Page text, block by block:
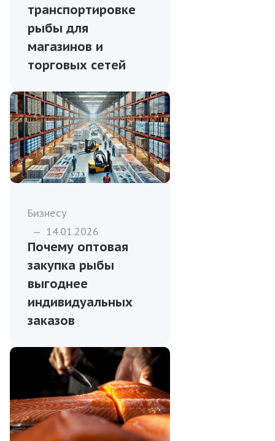
транспортировке
рыбы для
магазинов и
торговых сетей
Бизнесу
— 14.01.2026
Почему оптовая
закупка рыбы
выгоднее
индивидуальных
заказов